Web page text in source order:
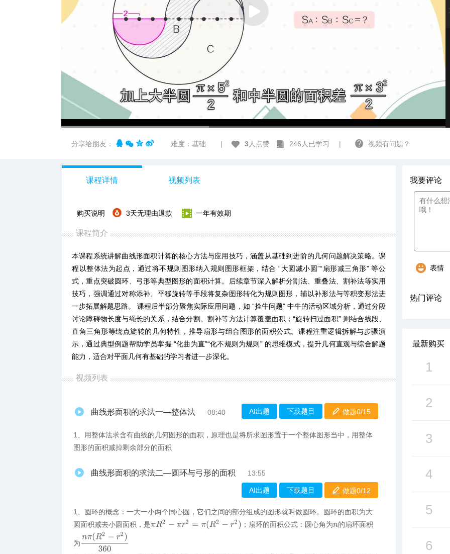
00:00 / 08:40 高清 1x
分享给朋友： 难度：基础 | 3 人点赞 246人已学习 | 视频有问题？
课程详情 视频列表
购买说明 3天无理由退款 一年有效期
课程简介
本课程系统讲解曲线形面积计算的核心方法与应用技巧，涵盖从基础到进阶的几何问题解决策略。课
程以整体法为起点，通过将不规则图形纳入规则图形框架，结合 “大圆减小圆”“扇形减三角形” 等公
式，重点突破圆环、弓形等典型图形的面积计算。后续章节深入解析分割法、重叠法、割补法等实用
技巧，强调通过对称添补、平移旋转等手段将复杂图形转化为规则图形，辅以补形法与等积变形法进
一步拓展解题思路。 课程后半部分聚焦实际应用问题，如 “拴牛问题” 中牛的活动区域分析，通过分段
讨论障碍物长度与绳长的关系，结合分割、割补等方法计算覆盖面积；“旋转扫过面积” 则结合线段、
直角三角形等绕点旋转的几何特性，推导扇形与组合图形的面积公式。课程注重逻辑拆解与步骤演
示，通过典型例题帮助学员掌握 “化曲为直”“化不规则为规则” 的思维模式，提升几何直观与综合解题
能力，适合对平面几何有基础的学习者进一步深化。
视频列表
曲线形面积的求法一—整体法 08:40 AI出题 下载题目 做题0/15
1、​用整体法求含有曲线的几何图形的面积，原理也是将所求图形置于一个整体图形当中，用整体
图形的面积减掉剩余部分的面积
曲线形面积的求法二—圆环与弓形的面积 13:55
AI出题 下载题目 做题0/12
1、圆环的概念：一大一小两个同心圆，它们之间的部分组成的图形就叫做圆环。圆环的面积为大
圆面积减去小圆面积，是πR2− πr 2=π R2 −r2) ；扇环的面积公式：圆心角为n的扇环面积
为
nπ(R 2− 2) 360
我要评论
表情
热门评论
最新购买
1
2
3
4
5
6